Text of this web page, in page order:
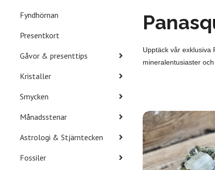
Fyndhörnan
Presentkort
Gåvor & presenttips
Kristaller
Smycken
Månadsstenar
Astrologi & Stjärntecken
Fossiler
Upptäck vår exklusiva
mineralentusiaster och